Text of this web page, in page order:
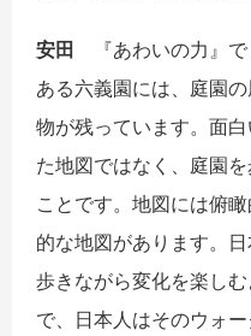
安田
『あわいの力』
ある六義園には、庭園
物が残っています。面
た地図ではなく、庭園
ことです。地図には俯
的な地図があります。
歩きながら変化を楽しむ
で、日本人はそのウォ